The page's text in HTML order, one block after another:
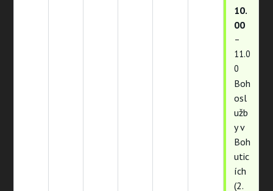
10.
00
–
11.0
0
Boh
osl
užb
y v
Boh
utic
ích
(2.